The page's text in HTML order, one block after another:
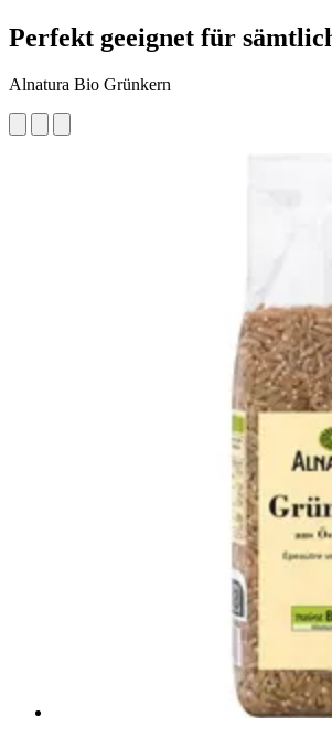
Perfekt geeignet für
Alnatura Bio Grünkern